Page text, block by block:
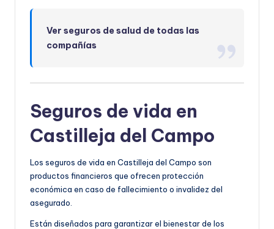
Ver seguros de salud de todas las
compañías
Seguros de vida en
Castilleja del Campo
Los seguros de vida en Castilleja del Campo son
productos financieros que ofrecen protección
económica en caso de fallecimiento o invalidez del
asegurado.
Están diseñados para garantizar el bienestar de los